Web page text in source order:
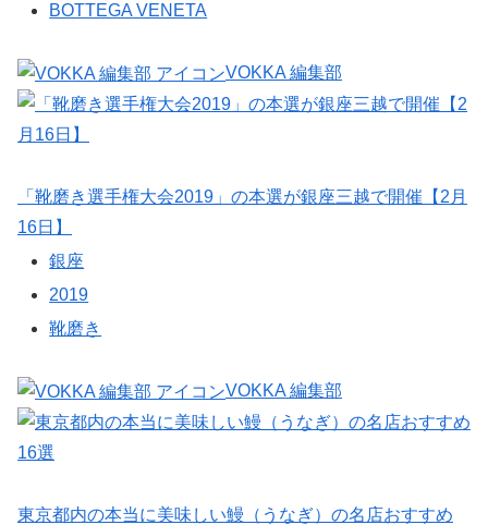
BOTTEGA VENETA
VOKKA 編集部
「靴磨き選手権大会2019」の本選が銀座三越で開催【2月
16日】
銀座
2019
靴磨き
VOKKA 編集部
東京都内の本当に美味しい鰻（うなぎ）の名店おすすめ